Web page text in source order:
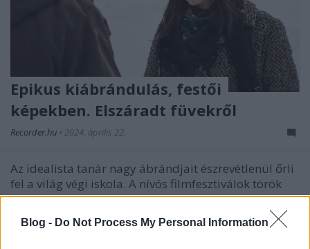
Blog - Do Not Process My Personal Information
Epikus kiábrándulás, festői
képekben. Elszáradt füvekről
Recorder.hu • 2024. április 22.
Az idealista tanár nagy ábrándjait észrevétlenül őrli
fel a világ végi iskola. A nívós filmfesztiválok török
kedvence, Nuri Bilge Ceylan eposzi
karakterdrámájában a lélegzetelállító képek mögött
egy harmincas férfi kénytelen szembenézni azzal,